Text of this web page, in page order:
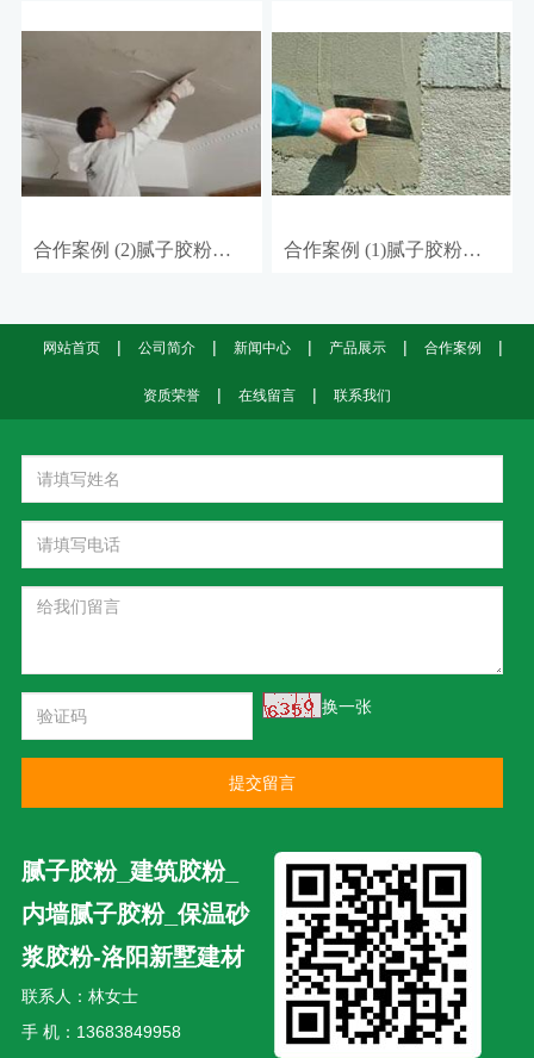
合作案例 (2)腻子胶粉厂家 合作案例 (1)腻子胶粉批发
网站首页 | 公司简介 | 新闻中心 | 产品展示 | 合作案例 |
资质荣誉 | 在线留言 | 联系我们
换一张
提交留言
腻子胶粉_建筑胶粉_
内墙腻子胶粉_保温砂
浆胶粉-洛阳新墅建材
联系人：林女士
手 机：13683849958